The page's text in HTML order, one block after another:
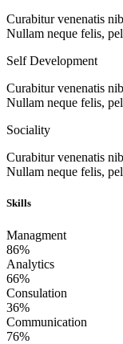
Curabitur venenatis
Nullam neque felis,
Self Development
Curabitur venenatis
Nullam neque felis,
Sociality
Curabitur venenatis
Nullam neque felis,
Skills
Managment
86%
Analytics
66%
Consulation
36%
Communication
76%